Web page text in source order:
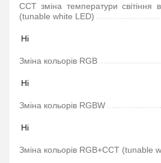
ССТ зміна температури
(tunable white LED)
Ні
Зміна кольорів RGB
Ні
Зміна кольорів RGBW
Ні
Зміна кольорів RGB+CCT (tunable